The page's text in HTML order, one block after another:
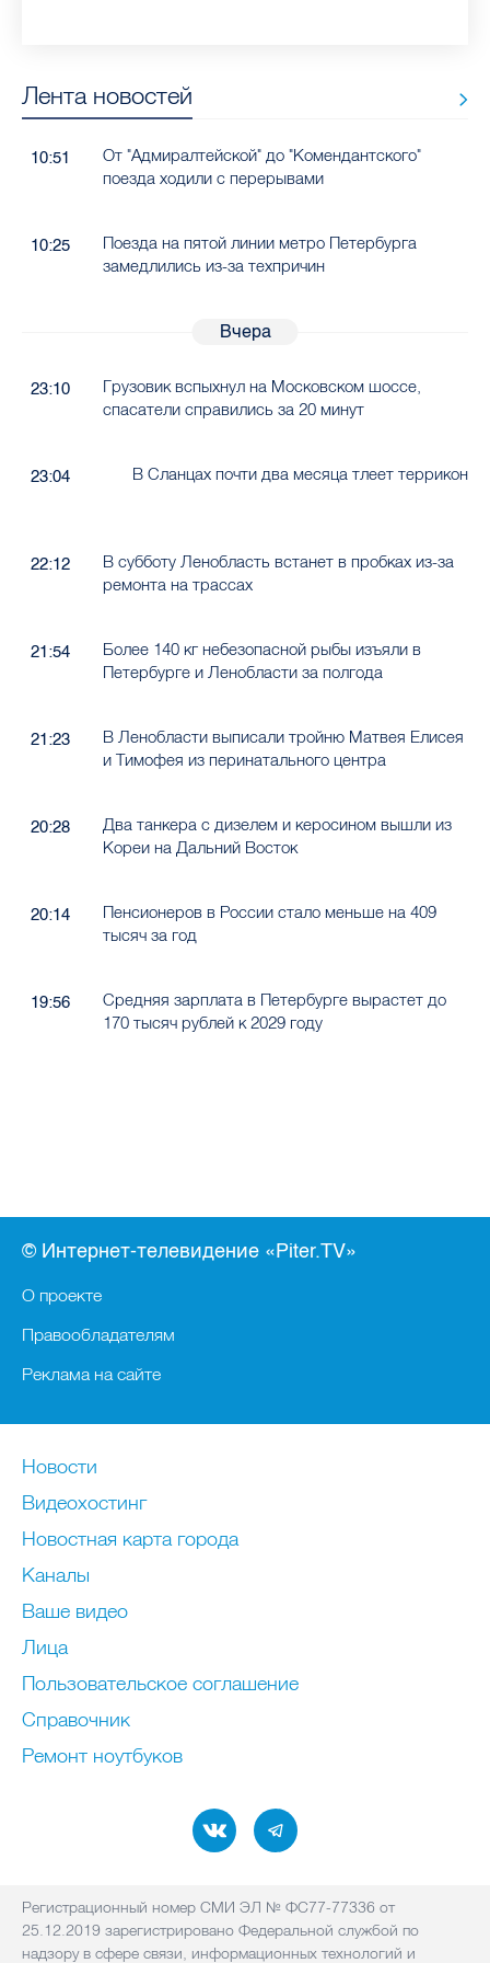
Лента новостей
10:51
От "Адмиралтейской" до "Комендантского"
поезда ходили с перерывами
10:25
Поезда на пятой линии метро Петербурга
замедлились из-за техпричин
Вчера
23:10
Грузовик вспыхнул на Московском шоссе,
спасатели справились за 20 минут
23:04 В Сланцах почти два месяца тлеет террикон
22:12
В субботу Ленобласть встанет в пробках из-за
ремонта на трассах
21:54
Более 140 кг небезопасной рыбы изъяли в
Петербурге и Ленобласти за полгода
21:23
В Ленобласти выписали тройню Матвея Елисея
и Тимофея из перинатального центра
20:28
Два танкера с дизелем и керосином вышли из
Кореи на Дальний Восток
20:14
Пенсионеров в России стало меньше на 409
тысяч за год
19:56
Средняя зарплата в Петербурге вырастет до
170 тысяч рублей к 2029 году
© Интернет-телевидение «Piter.TV»
О проекте
Правообладателям
Реклама на сайте
Новости
Видеохостинг
Новостная карта города
Каналы
Ваше видео
Лица
Пользовательское соглашение
Справочник
Ремонт нoутбуков
Регистрационный номер СМИ ЭЛ № ФС77-77336 от
25.12.2019 зарегистрировано Федеральной службой по
надзору в сфере связи, информационных технологий и